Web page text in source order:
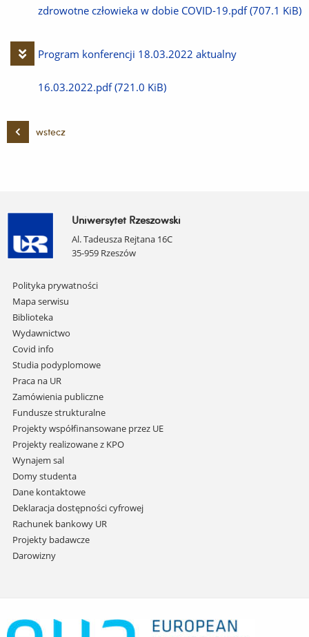
plik
zdrowotne człowieka w dobie COVID-19.pdf (707.1 KiB)
Pobierz
plik
Program konferencji 18.03.2022 aktualny
16.03.2022.pdf (721.0 KiB)
wstecz
Uniwersytet Rzeszowski
Al. Tadeusza Rejtana 16C
35-959 Rzeszów
Pomiń
nawigację
i
przejdź
do
treści
Polityka prywatności
Mapa serwisu
Biblioteka
Wydawnictwo
Covid info
Studia podyplomowe
Praca na UR
Zamówienia publiczne
Fundusze strukturalne
Projekty współfinansowane przez UE
Projekty realizowane z KPO
Wynajem sal
Domy studenta
Dane kontaktowe
Deklaracja dostępności cyfrowej
Rachunek bankowy UR
Projekty badawcze
Darowizny